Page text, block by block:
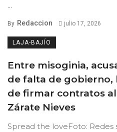
...
By Redaccion julio 17, 2026
LAJA-BAJÍO
Entre misoginia,
de falta de gobierno,
de firmar contratos
Zárate Nieves
Spread the loveFoto: